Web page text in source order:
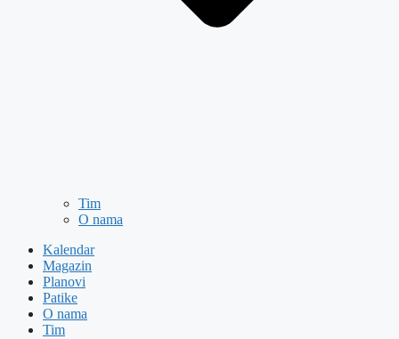
Tim
O nama
Kalendar
Magazin
Planovi
Patike
O nama
Tim